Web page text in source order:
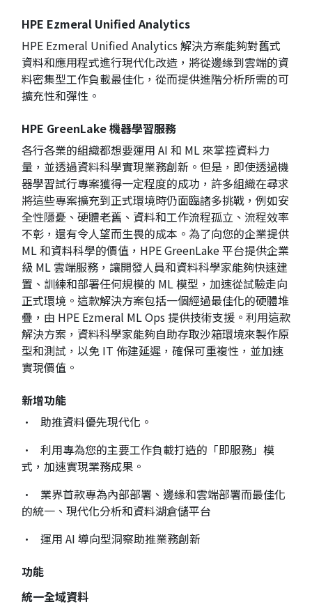
HPE Ezmeral Unified Analytics
HPE Ezmeral Unified Analytics 解決方案能夠對舊式
資料和應用程式進行現代化改造，將從邊緣到雲端的資
料密集型工作負載最佳化，從而提供進階分析所需的可
擴充性和彈性。
HPE GreenLake機器學習服務
各行各業的組織都想要運用 AI 和 ML 來掌控資料力
量，並透過資料科學實現業務創新。但是，即使透過機
器學習試行專案獲得一定程度的成功，許多組織在尋求
將這些專案擴充到正式環境時仍面臨諸多挑戰，例如安
全性隱憂、硬體老舊、資料和工作流程孤立、流程效率
不彰，還有令人望而生畏的成本。為了向您的企業提供
ML 和資料科學的價值，HPE GreenLake 平台提供企業
級 ML 雲端服務，讓開發人員和資料科學家能夠快速建
置、訓練和部署任何規模的 ML 模型，加速從試驗走向
正式環境。這款解決方案包括一個經過最佳化的硬體堆
疊，由 HPE Ezmeral ML Ops 提供技術支援。利用這款
解決方案，資料科學家能夠自助存取沙箱環境來製作原
型和測試，以免 IT 佈建延遲，確保可重複性，並加速
實現價值。
新增功能
• 助推資料優先現代化。
• 利用專為您的主要工作負載打造的「即服務」模
式，加速實現業務成果。
• 業界首款專為內部部署、邊緣和雲端部署而最佳化
的統一、現代化分析和資料湖倉儲平台
• 運用 AI 導向型洞察助推業務創新
功能
統一全域資料